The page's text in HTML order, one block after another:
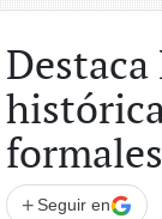
formales
+ Seguir en